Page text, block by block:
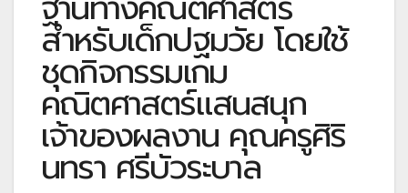
สำหรับเด็กปฐมวัย โดยใช้
ชุดกิจกรรมเกม
คณิตศาสตร์แสนสนุก
เจ้าของผลงาน คุณครูศิริ
นทรา ศรีบัวระบาล